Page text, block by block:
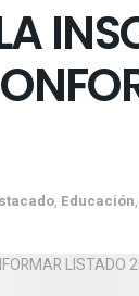
, Educación,